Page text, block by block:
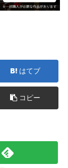
はてブ
コピー